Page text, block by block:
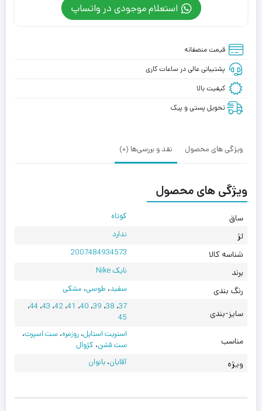
استعلام موجودی در واتساپ
قیمت منصفانه
پشتیبانی عالی در ساعات کاری
کیفیت بالا
تحویل پستی و پیک
ویژگی های محصول نقد و بررسی‌ها (0)
ویژگی های محصول
ساق کوتاه
لژ ندارد
شناسه کالا 2007484934573
برند نایک Nike
رنگ بندی سفید، طوسی، مشکی
سایز-بندی
37، 38، 39، 40، 41،42، 43،44،
45
مناسب
استریت استایل،روزمره،ست اسپرت،
ست فشن، کژوال
ویژه آقایان،بانوان